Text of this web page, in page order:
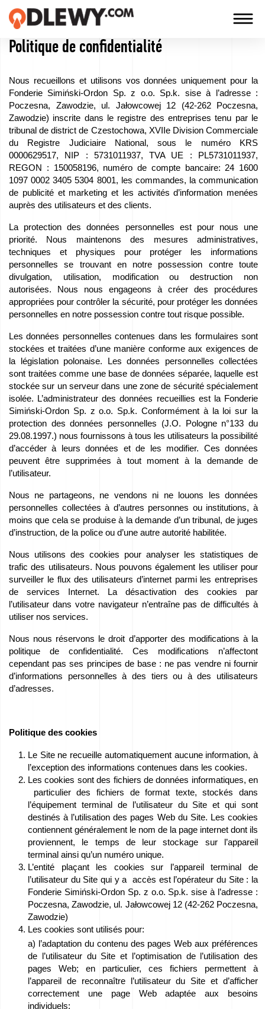
TRADYCJA
JAKOŚĆ
Entreprise
Technologies
Nos
produits
Carrière
–
vos
candidatures
!
Équipement
à
vendre
Subventions
de
l’UE
Nous
parrainons
–
We
love
horses
Films
de
Fonderie
Contact
Demande
d'offre
Politique de confidentialité
Nous recueillons et utilisons vos données uniquement pour la
Fonderie Simiński-Ordon Sp. z o.o. Sp.k. sise à l’adresse :
Poczesna, Zawodzie, ul. Jałowcowej 12 (42-262 Poczesna,
Zawodzie) inscrite dans le registre des entreprises tenu par le
tribunal de district de Czestochowa, XVIIe Division Commerciale
du Registre Judiciaire National, sous le numéro KRS
0000629517, NIP : 5731011937, TVA UE : PL5731011937,
REGON : 150058196, numéro de compte bancaire: 24 1600
1097 0002 3405 5304 8001, les commandes, la communication
de publicité et marketing et les activités d’information menées
auprès des utilisateurs et des clients.
La protection des données personnelles est pour nous une
priorité. Nous maintenons des mesures administratives,
techniques et physiques pour protéger les informations
personnelles se trouvant en notre possession contre toute
divulgation, utilisation, modification ou destruction non
autorisées. Nous nous engageons à créer des procédures
appropriées pour contrôler la sécurité, pour protéger les données
personnelles en notre possession contre tout risque possible.
Les données personnelles contenues dans les formulaires sont
stockées et traitées d’une manière conforme aux exigences de
la législation polonaise. Les données personnelles collectées
sont traitées comme une base de données séparée, laquelle est
stockée sur un serveur dans une zone de sécurité spécialement
isolée. L’administrateur des données recueillies est la Fonderie
Simiński-Ordon Sp. z o.o. Sp.k. Conformément à la loi sur la
protection des données personnelles (J.O. Pologne n°133 du
29.08.1997.) nous fournissons à tous les utilisateurs la possibilité
d’accéder à leurs données et de les modifier. Ces données
peuvent être supprimées à tout moment à la demande de
l’utilisateur.
Nous ne partageons, ne vendons ni ne louons les données
personnelles collectées à d’autres personnes ou institutions, à
moins que cela se produise à la demande d’un tribunal, de juges
d’instruction, de la police ou d’une autre autorité habilitée.
Nous utilisons des cookies pour analyser les statistiques de
trafic des utilisateurs. Nous pouvons également les utiliser pour
surveiller le flux des utilisateurs d’internet parmi les entreprises
de services Internet. La désactivation des cookies par
l’utilisateur dans votre navigateur n’entraîne pas de difficultés à
utiliser nos services.
Nous nous réservons le droit d’apporter des modifications à la
politique de confidentialité. Ces modifications n’affectont
cependant pas ses principes de base : ne pas vendre ni fournir
d’informations personnelles à des tiers ou à des utilisateurs
d’adresses.
Politique des cookies
Le Site ne recueille automatiquement aucune information, à
l’exception des informations contenues dans les cookies.
Les cookies sont des fichiers de données informatiques, en
particulier des fichiers de format texte, stockés dans
l’équipement terminal de l’utilisateur du Site et qui sont
destinés à l’utilisation des pages Web du Site. Les cookies
contiennent généralement le nom de la page internet dont ils
proviennent, le temps de leur stockage sur l’appareil
terminal ainsi qu’un numéro unique.
L’entité plaçant les cookies sur l’appareil terminal de
l’utilisateur du Site qui y a accès est l’opérateur du Site : la
Fonderie Simiński-Ordon Sp. z o.o. Sp.k. sise à l’adresse :
Poczesna, Zawodzie, ul. Jałowcowej 12 (42-262 Poczesna,
Zawodzie)
Les cookies sont utilisés pour:
a) l’adaptation du contenu des pages Web aux préférences
de l’utilisateur du Site et l’optimisation de l’utilisation des
pages Web; en particulier, ces fichiers permettent à
l’appareil de reconnaître l’utilisateur du Site et d’afficher
correctement une page Web adaptée aux besoins
individuels;